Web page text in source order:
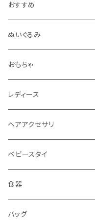
おすすめ
ぬいぐるみ
おもちゃ
レディース
ヘアアクセサリ
ベビースタイ
食器
水筒
バッグ